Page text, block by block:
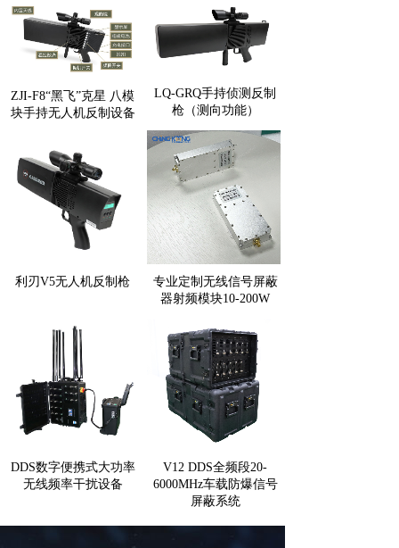
ZJI-F8“黑飞”克星 八模
块手持无人机反制设备
LQ-GRQ手持侦测反制
枪（测向功能）
利刃V5无人机反制枪
专业定制无线信号屏蔽
器射频模块10-200W
DDS数字便携式大功率
无线频率干扰设备
V12 DDS全频段20-
6000MHz车载防爆信号
屏蔽系统